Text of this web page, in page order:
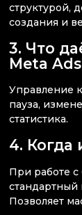
структурой,
создания и
3. Что
Meta
Управление
пауза,
статистика.
4. Когда
При работе
стандартный
Позволяет